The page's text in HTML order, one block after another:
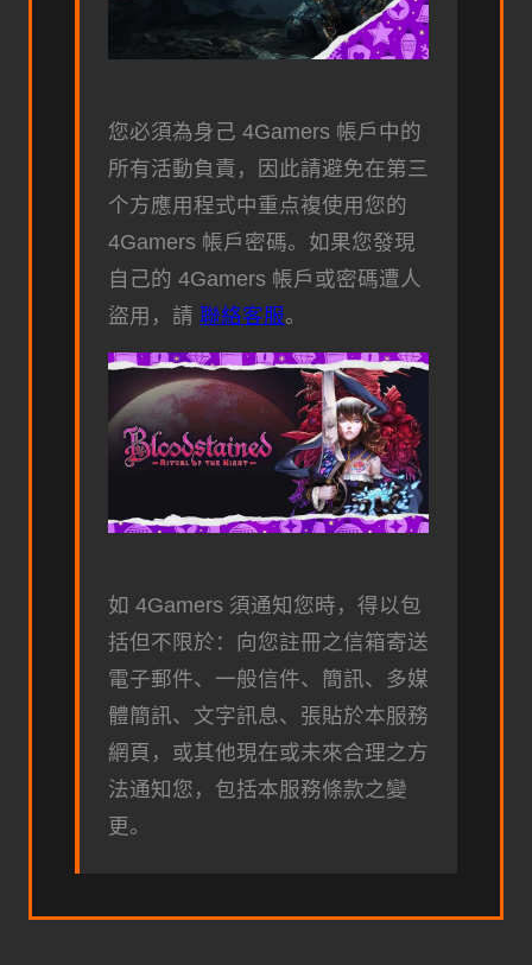
您必須為身己 4Gamers 帳戶中的
所有活動負責，因此請避免在第三
个方應用程式中重点複使用您的
4Gamers 帳戶密碼。如果您發現
自己的 4Gamers 帳戶或密碼遭人
盜用，請 聯絡客服。
如 4Gamers 須通知您時，得以包
括但不限於：向您註冊之信箱寄送
電子郵件、一般信件、簡訊、多媒
體簡訊、文字訊息、張貼於本服務
網頁，或其他現在或未來合理之方
法通知您，包括本服務條款之變
更。